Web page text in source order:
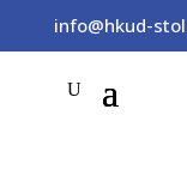
info@hkud-